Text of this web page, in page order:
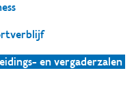
en vergaderzalen